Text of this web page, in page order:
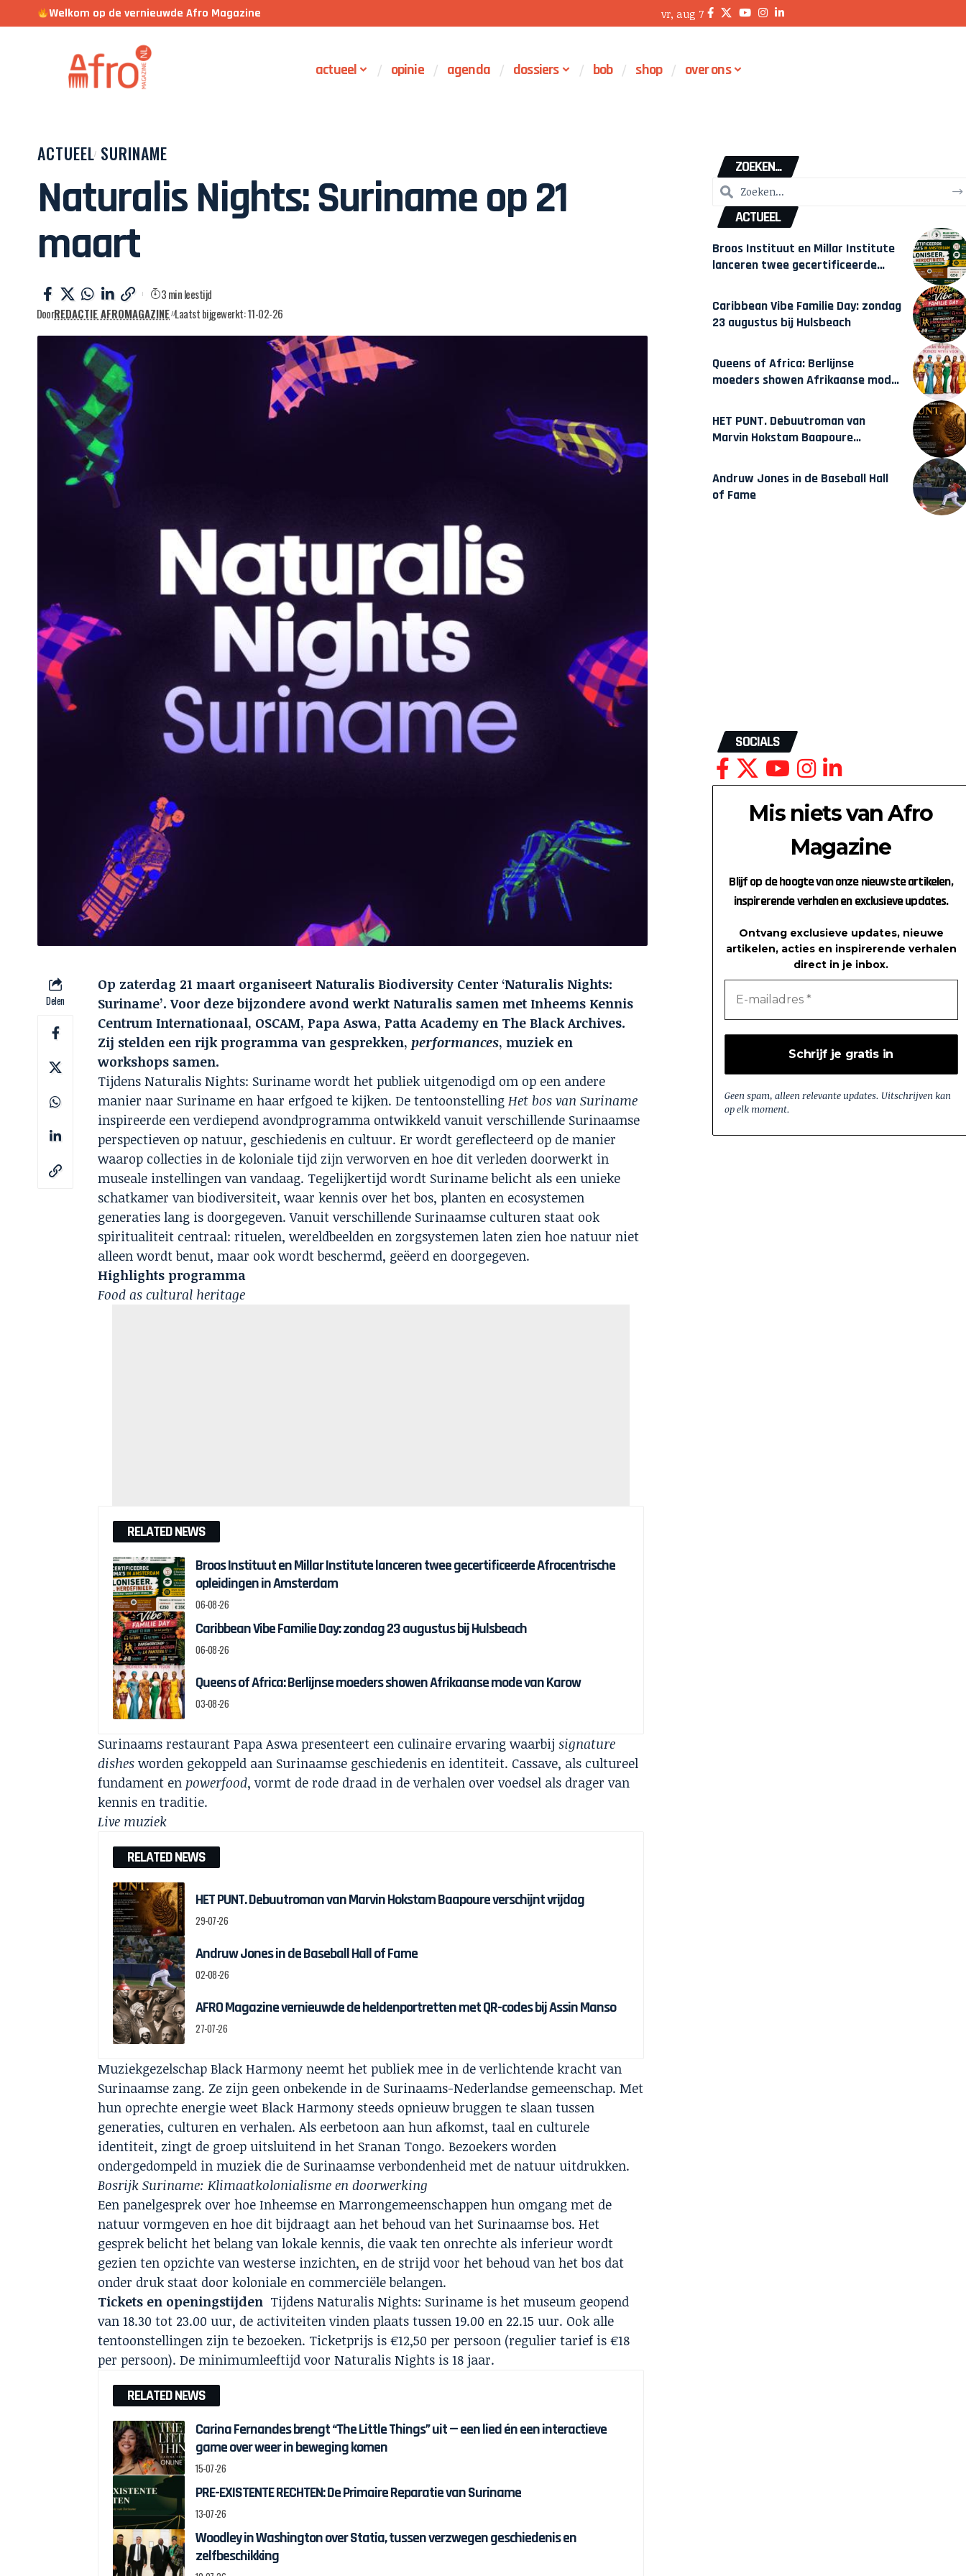
Welkom op de vernieuwde Afro Magazine vr, aug 7
actueel opinie agenda dossiers bob shop over ons
ACTUEEL SURINAME
Naturalis Nights: Suriname op 21
maart
DoorREDACTIE AFROMAGAZINE Laatst bijgewerkt: 11-02-26
3 min leestijd
Delen
Op zaterdag 21 maart organiseert Naturalis Biodiversity Center ‘Naturalis Nights:
Suriname’. Voor deze bijzondere avond werkt Naturalis samen met Inheems Kennis
Centrum Internationaal, OSCAM, Papa Aswa, Patta Academy en The Black Archives.
Zij stelden een rijk programma van gesprekken, performances, muziek en
workshops samen.
Tijdens Naturalis Nights: Suriname wordt het publiek uitgenodigd om op een andere
manier naar Suriname en haar erfgoed te kijken. De tentoonstelling Het bos van Suriname
inspireerde een verdiepend avondprogramma ontwikkeld vanuit verschillende Surinaamse
perspectieven op natuur, geschiedenis en cultuur. Er wordt gereflecteerd op de manier
waarop collecties in de koloniale tijd zijn verworven en hoe dit verleden doorwerkt in
museale instellingen van vandaag. Tegelijkertijd wordt Suriname belicht als een unieke
schatkamer van biodiversiteit, waar kennis over het bos, planten en ecosystemen
generaties lang is doorgegeven. Vanuit verschillende Surinaamse culturen staat ook
spiritualiteit centraal: rituelen, wereldbeelden en zorgsystemen laten zien hoe natuur niet
alleen wordt benut, maar ook wordt beschermd, geëerd en doorgegeven.
Highlights programma
Food as cultural heritage
RELATED NEWS
Broos Instituut en Millar Institute lanceren twee gecertificeerde Afrocentrische
opleidingen in Amsterdam
06-08-26
Caribbean Vibe Familie Day: zondag 23 augustus bij Hulsbeach
06-08-26
Queens of Africa: Berlijnse moeders showen Afrikaanse mode van Karow
03-08-26
Surinaams restaurant Papa Aswa presenteert een culinaire ervaring waarbijsignature
dishes worden gekoppeld aan Surinaamse geschiedenis en identiteit. Cassave, als cultureel
fundament en powerfood, vormt de rode draad in de verhalen over voedsel als drager van
kennis en traditie.
Live muziek
RELATED NEWS
HET PUNT. Debuutroman van Marvin Hokstam Baapoure verschijnt vrijdag
29-07-26
Andruw Jones in de Baseball Hall of Fame
02-08-26
AFRO Magazine vernieuwde de heldenportretten met QR-codes bij Assin Manso
27-07-26
Muziekgezelschap Black Harmony neemt het publiek mee in de verlichtende kracht van
Surinaamse zang. Ze zijn geen onbekende in de Surinaams-Nederlandse gemeenschap. Met
hun oprechte energie weet Black Harmony steeds opnieuw bruggen te slaan tussen
generaties, culturen en verhalen. Als eerbetoon aan hun afkomst, taal en culturele
identiteit, zingt de groep uitsluitend in het Sranan Tongo. Bezoekers worden
ondergedompeld in muziek die de Surinaamse verbondenheid met de natuur uitdrukken.
Bosrijk Suriname: Klimaatkolonialisme en doorwerking
Een panelgesprek over hoe Inheemse en Marrongemeenschappen hun omgang met de
natuur vormgeven en hoe dit bijdraagt aan het behoud van het Surinaamse bos. Het
gesprek belicht het belang van lokale kennis, die vaak ten onrechte als inferieur wordt
gezien ten opzichte van westerse inzichten, en de strijd voor het behoud van het bos dat
onder druk staat door koloniale en commerciële belangen.
Tickets en openingstijden Tijdens Naturalis Nights: Suriname is het museum geopend
van 18.30 tot 23.00 uur, de activiteiten vinden plaats tussen 19.00 en 22.15 uur. Ook alle
tentoonstellingen zijn te bezoeken. Ticketprijs is €12,50 per persoon (regulier tarief is €18
per persoon). De minimumleeftijd voor Naturalis Nights is 18 jaar.
RELATED NEWS
Carina Fernandes brengt “The Little Things” uit — een lied én een interactieve
game over weer in beweging komen
15-07-26
PRE-EXISTENTE RECHTEN: De Primaire Reparatie van Suriname
13-07-26
Woodley in Washington over Statia, tussen verzwegen geschiedenis en
zelfbeschikking
ZOEKEN...
ACTUEEL
Broos Instituut en Millar Institute
lanceren twee gecertificeerde
Amsterdam
Caribbean Vibe Familie Day: zondag
23 augustus bij Hulsbeach
Queens of Africa: Berlijnse
moeders showen Afrikaanse mode
HET PUNT. Debuutroman van
Marvin Hokstam Baapoure
Andruw Jones in de Baseball Hall
of Fame
SOCIALS
Mis niets van Afro
Magazine
Blijf op de hoogte van onze nieuwste artikelen,
inspirerende verhalen en exclusieve updates.
Ontvang exclusieve updates, nieuwe
artikelen, acties en inspirerende verhalen
direct in je inbox.
Geen spam, alleen relevante updates. Uitschrijven kan
op elk moment.